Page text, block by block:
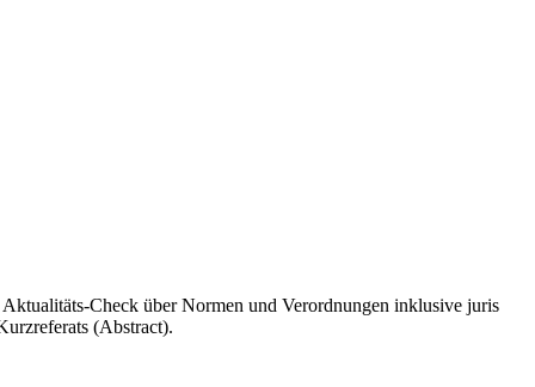
Check über Normen und Verordnungen inklusive juris
(Abstract).